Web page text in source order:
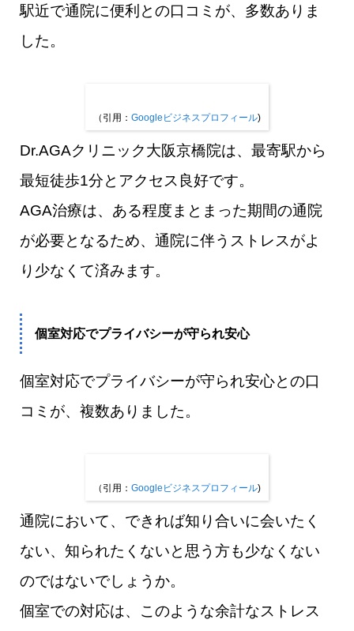
駅近で通院に便利との口コミが、多数ありま
した。
（引用： Googleビジネスプロフィール)
Dr.AGAクリニック大阪京橋院は、最寄駅から
最短徒歩1分とアクセス良好です。
AGA治療は、ある程度まとまった期間の通院
が必要となるため、通院に伴うストレスがよ
り少なくて済みます。
個室対応でプライバシーが守られ安心
個室対応でプライバシーが守られ安心との口
コミが、複数ありました。
（引用： Googleビジネスプロフィール)
通院において、できれば知り合いに会いたく
ない、知られたくないと思う方も少なくない
のではないでしょうか。
個室での対応は、このような余計なストレス